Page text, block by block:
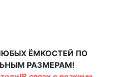
ЁМКОСТЕЙ ПО
РАЗМЕРАМ!